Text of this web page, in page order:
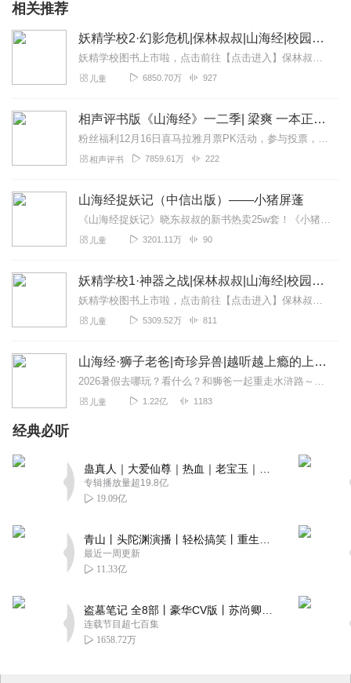
相关推荐
妖精学校2·幻影危机|保林叔叔|山海经|校园冒险
妖精学校图书上市啦，点击前往【点击进入】保林叔叔封神宇宙故事圈，神仙老友等你来玩！故事小助手：柚子姐姐：baolinss榴莲哥哥：baolinss168保林叔...
儿童 6850.70万 927
相声评书版《山海经》一二季| 梁爽 一本正经笑谈上古神话
粉丝福利12月16日喜马拉雅月票PK活动，参与投票，有幸可得山海经西王母书签！点此进入活动页面每周一、三、五更新|预计200集|催更@爽歪歪汇集诸多...
相声评书 7859.61万 222
山海经捉妖记（中信出版）——小猪屏蓬
《山海经捉妖记》晓东叔叔的新书热卖25w套！《小猪屏蓬爆笑封神榜》——小猪屏蓬晓东叔叔爆笑封神！《小猪屏蓬爆笑日记2》小猪上学！《小猪屏蓬爆笑日记2024》让你...
儿童 3201.11万 90
妖精学校1·神器之战|保林叔叔|山海经|校园冒险
妖精学校图书上市啦，点击前往【点击进入】保林叔叔封神宇宙故事圈，神仙老友等你来玩！故事小助手：柚子姐姐：baolinss榴莲哥哥：baolinss168保林叔...
儿童 5309.52万 811
山海经·狮子老爸|奇珍异兽|越听越上瘾的上古神话
2026暑假去哪玩？看什么？和狮爸一起重走水浒路～更多内容点击这里，微信搜索【狮子老爸讲故事】【大明皇帝朱元璋】最新专辑:一开局一个碗，小乞丐如何夺天下?【四大...
儿童 1.22亿 1183
经典必听
专辑播放量超19.8亿
19.09亿
最近一周更新
11.33亿
连载节目超七百集
1658.72万